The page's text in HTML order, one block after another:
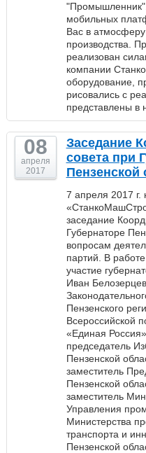
мобильных
Вас в
производства.
реализован
компании
оборудование,
рисовались с
представлены в
08
апреля
2017
Заседание
совета при
Пензенской
7 апреля 2017 г.
заседание
Губернаторе
вопросам
партий. В
участие
Иван
Пензенского
Всероссийской
«Единая
председатель
Пензенской
заместитель
Пензенской
заместитель
Управления
Министерства
транспорта и
Пензенской